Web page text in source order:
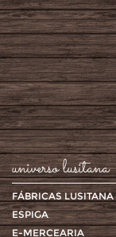
universo lusitana
FÁBRICAS LUSITANA
ESPIGA
E-MERCEARIA